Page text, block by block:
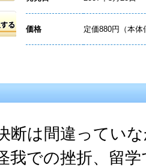
価格 定価880円（本体
断は間違ってい
我での挫折、留